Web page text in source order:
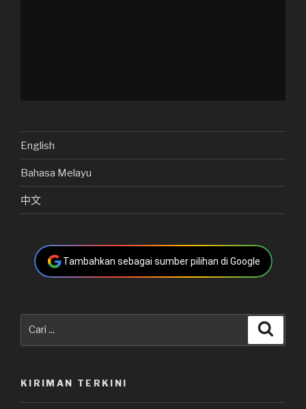
English
Bahasa Melayu
中文
Tambahkan sebagai sumber pilihan di Google
KIRIMAN TERKINI